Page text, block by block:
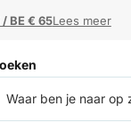
BE € 65Lees meer
BE € 65